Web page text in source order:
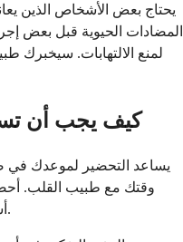
يحتاج بعض الأشخاص الذين
المضادات الحيوية قبل بعض
لمنع الالتهابات. سيخبرك
كيف يجب أن
يساعد التحضير لموعدك
وقتك مع طبيب القلب.
أسئلة لديك حول حالتك أو خيارات العلاج.